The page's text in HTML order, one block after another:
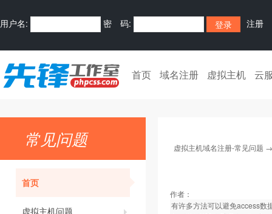
用户名: 密 码: 注册
首页 域名注册 虚拟主机 云
常见问题
首页
虚拟主机问题
虚拟主机域名注册-常见问题
作者：
有许多方法可以避免access数